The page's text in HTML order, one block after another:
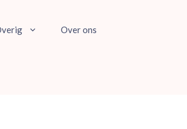
Over ons